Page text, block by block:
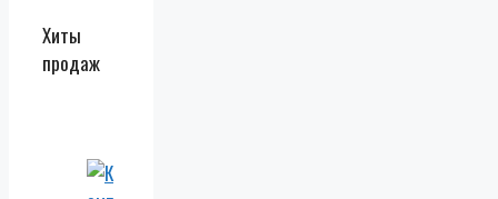
Хиты
продаж